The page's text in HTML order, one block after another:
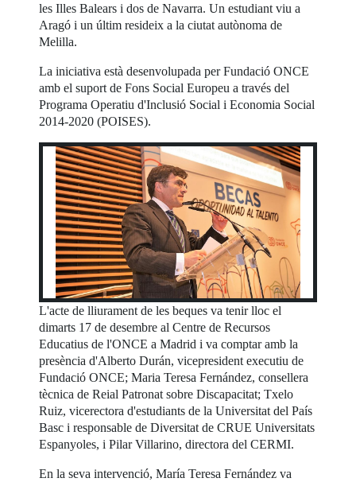
les Illes Balears i dos de Navarra. Un estudiant viu a
Aragó i un últim resideix a la ciutat autònoma de
Melilla.
La iniciativa està desenvolupada per Fundació ONCE
amb el suport de Fons Social Europeu a través del
Programa Operatiu d'Inclusió Social i Economia Social
2014-2020 (POISES).
L'acte de lliurament de les beques va tenir lloc el
dimarts 17 de desembre al Centre de Recursos
Educatius de l'ONCE a Madrid i va comptar amb la
presència d'Alberto Durán, vicepresident executiu de
Fundació ONCE; Maria Teresa Fernández, consellera
tècnica de Reial Patronat sobre Discapacitat; Txelo
Ruiz, vicerectora d'estudiants de la Universitat del País
Basc i responsable de Diversitat de CRUE Universitats
Espanyoles, i Pilar Villarino, directora del CERMI.
En la seva intervenció, María Teresa Fernández va